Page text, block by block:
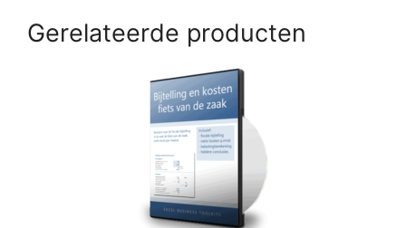
Gerelateerde producten